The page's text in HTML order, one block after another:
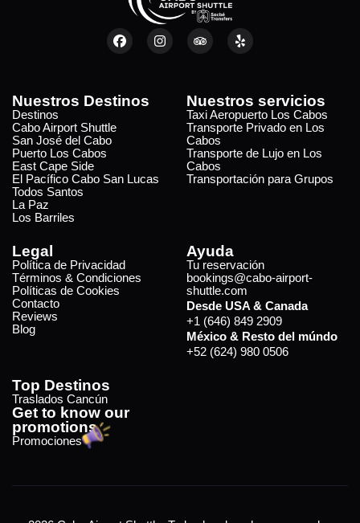
Nuestros Destinos
Destinos
Cabo Airport Shuttle
San José del Cabo
Puerto Los Cabos
East Cape Side
El Pacífico Cabo San Lucas
Todos Santos
La Paz
Los Barriles
Nuestros servicios
Taxi Aeropuerto Los Cabos
Transporte Privado en Los
Cabos
Transporte de Lujo en Los
Cabos
Transportación para Grupos
Legal
Política de Privacidad
Términos & Condiciones
Políticas de Cookies
Contacto
Reviews
Blog
Ayuda
Tu reservación
bookings@cabo-airport-
shuttle.com
Desde USA & Canada
+1 (646) 849 2909
México & Resto del múndo
+52 (624) 980 0506
Top Destinos
Traslados Cancún
Get to know our
promotions
Promociones